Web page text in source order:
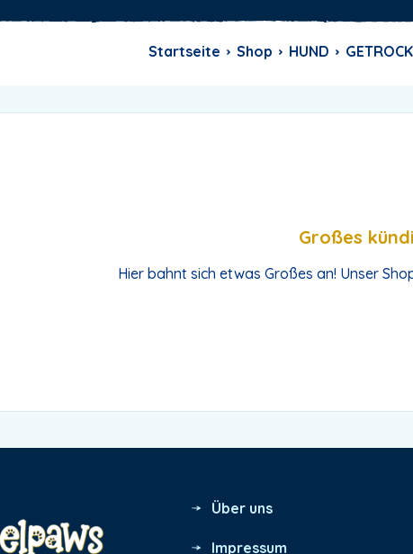
Startseite Shop HUND
Großes
Hier bahnt sich etwas Großes an! Unser
Über uns
Impressum